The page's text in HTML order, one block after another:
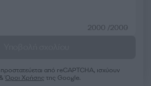
2000 /2000
από reCAPTCHA, ισχύουν
&Όροι Χρήσης της Google.